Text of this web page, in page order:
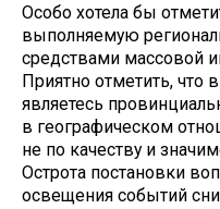
Особо хотела бы
выполняемую
средствами массовой
Приятно отметить,
являетесь
в географическом
не по качеству и
Острота постановки
освещения событий